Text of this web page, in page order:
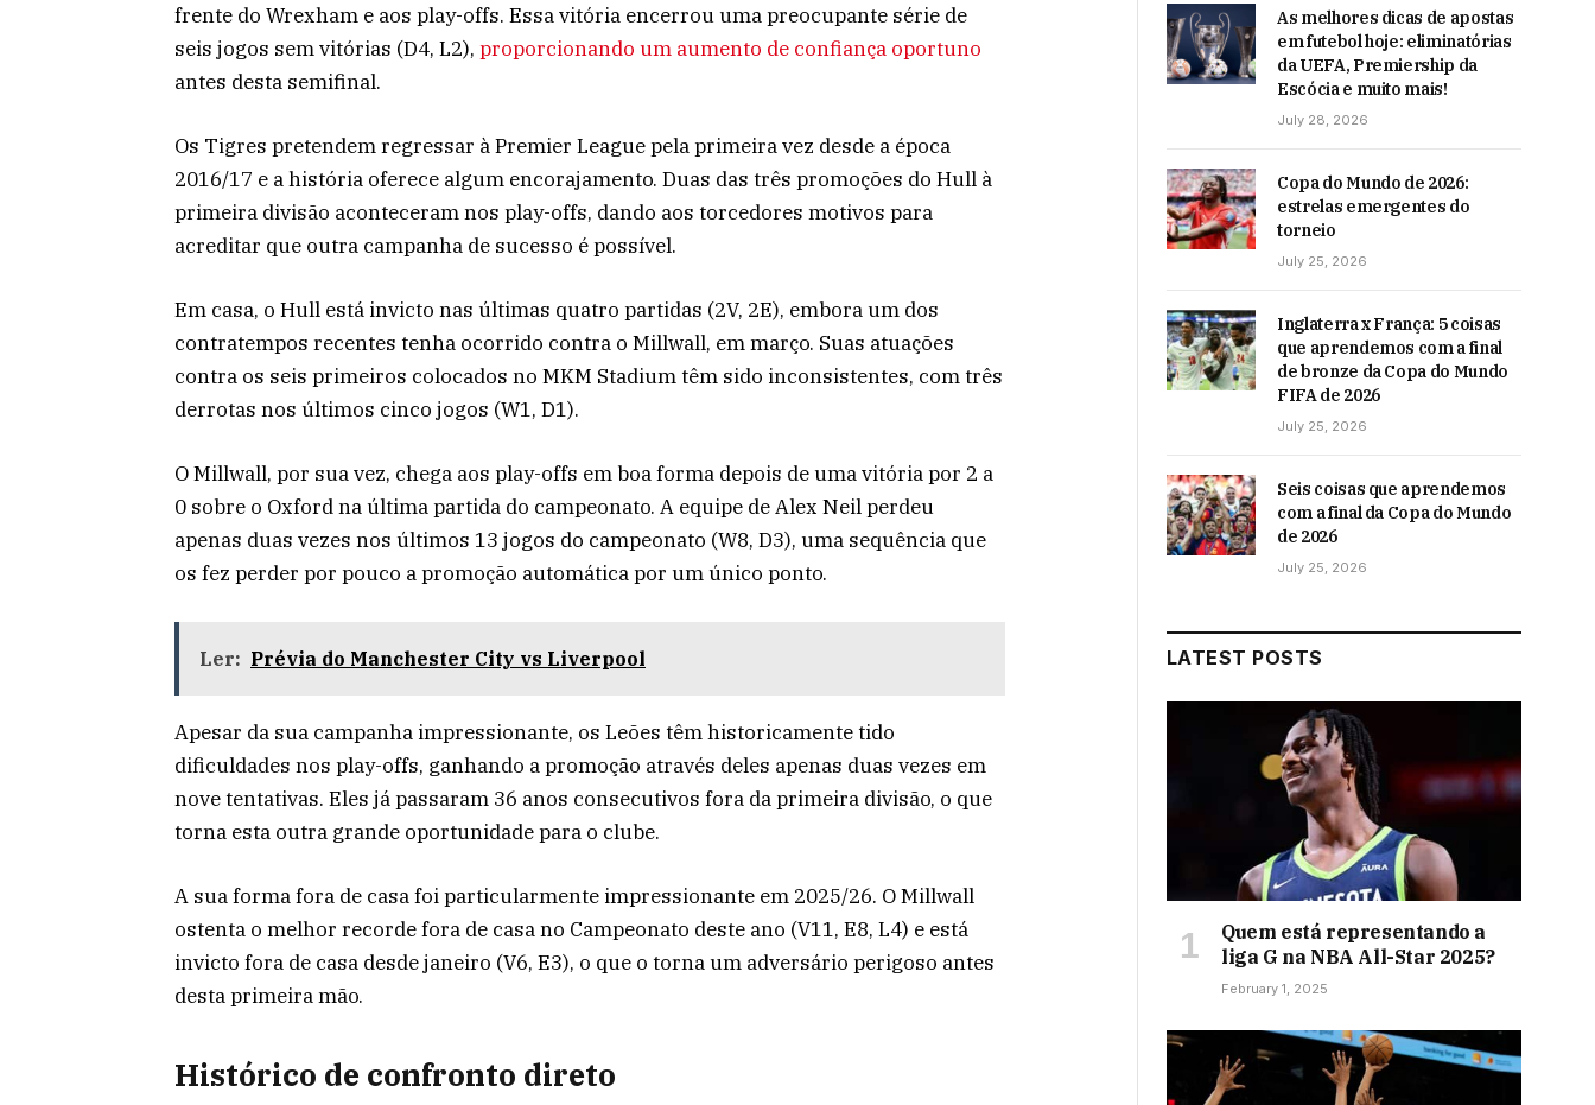
frente do Wrexham e aos play-offs. Essa vitória encerrou uma preocupante série de
seis jogos sem vitórias (D4, L2), proporcionando um aumento de confiança oportuno
antes desta semifinal.
Os Tigres pretendem regressar à Premier League pela primeira vez desde a época
2016/17 e a história oferece algum encorajamento. Duas das três promoções do Hull à
primeira divisão aconteceram nos play-offs, dando aos torcedores motivos para
acreditar que outra campanha de sucesso é possível.
Em casa, o Hull está invicto nas últimas quatro partidas (2V, 2E), embora um dos
contratempos recentes tenha ocorrido contra o Millwall, em março. Suas atuações
contra os seis primeiros colocados no MKM Stadium têm sido inconsistentes, com três
derrotas nos últimos cinco jogos (W1, D1).
O Millwall, por sua vez, chega aos play-offs em boa forma depois de uma vitória por 2 a
0 sobre o Oxford na última partida do campeonato. A equipe de Alex Neil perdeu
apenas duas vezes nos últimos 13 jogos do campeonato (W8, D3), uma sequência que
os fez perder por pouco a promoção automática por um único ponto.
Ler: Prévia do Manchester City vs Liverpool
Apesar da sua campanha impressionante, os Leões têm historicamente tido
dificuldades nos play-offs, ganhando a promoção através deles apenas duas vezes em
nove tentativas. Eles já passaram 36 anos consecutivos fora da primeira divisão, o que
torna esta outra grande oportunidade para o clube.
A sua forma fora de casa foi particularmente impressionante em 2025/26. O Millwall
ostenta o melhor recorde fora de casa no Campeonato deste ano (V11, E8, L4) e está
invicto fora de casa desde janeiro (V6, E3), o que o torna um adversário perigoso antes
desta primeira mão.
Histórico de confronto direto
As melhores dicas de apostas
em futebol hoje: eliminatórias
da UEFA, Premiership da
Escócia e muito mais!
July 28, 2026
Copa do Mundo de 2026:
estrelas emergentes do
torneio
July 25, 2026
Inglaterra x França: 5 coisas
que aprendemos com a final
de bronze da Copa do Mundo
FIFA de 2026
July 25, 2026
Seis coisas que aprendemos
com a final da Copa do Mundo
de 2026
July 25, 2026
LATEST POSTS
Quem está representando a
liga G na NBA All-Star 2025?
February 1, 2025